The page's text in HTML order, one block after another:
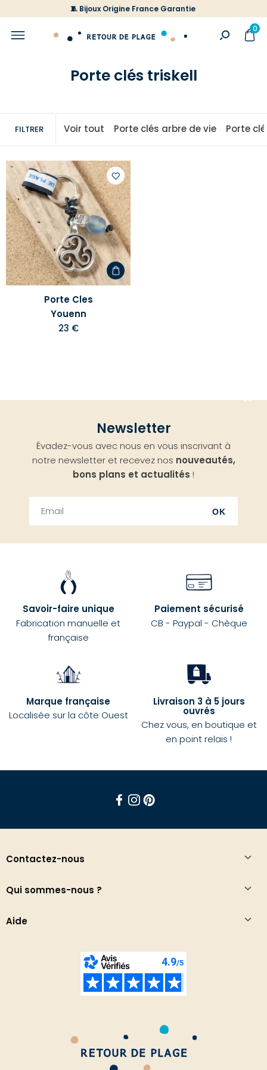
🧵 Bijoux Origine France Garantie
0
Porte clés triskell
FILTRER Voir tout Porte clés arbre de vie Porte
Ajouter
à
votre
liste
d'envies
Porte Cles
Youenn
23 €
Newsletter
Évadez-vous avec nous en vous inscrivant à
notre newsletter et recevez nos nouveautés,
bons plans et actualités !
OK
Savoir-faire unique
Fabrication manuelle et
française
Paiement sécurisé
CB - Paypal - Chèque
Marque française
Localisée sur la côte Ouest
Livraison 3 à 5 jours
ouvrés
Chez vous, en boutique et
en point relais !
Contactez-nous
Qui sommes-nous ?
Aide